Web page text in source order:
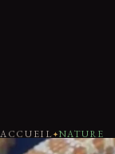
ACCUEIL NATURE